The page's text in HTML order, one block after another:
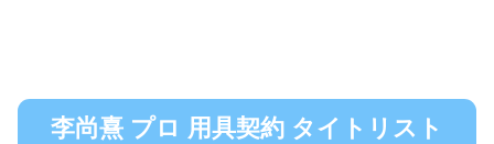
李尚熹 プロ 用具契約 タイトリスト